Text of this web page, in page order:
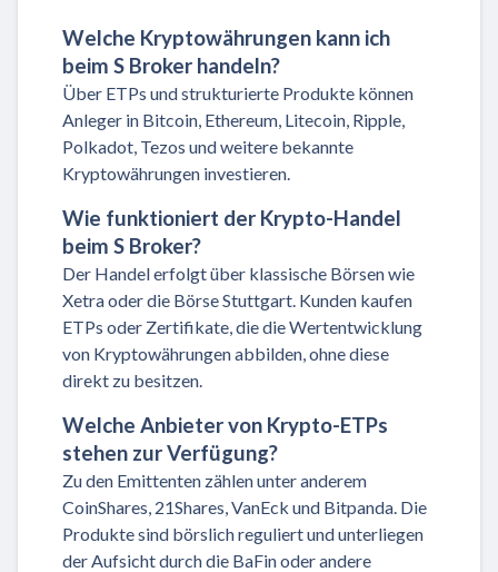
Welche Kryptowährungen kann ich
beim S Broker handeln?
Über ETPs und strukturierte Produkte können
Anleger in Bitcoin, Ethereum, Litecoin, Ripple,
Polkadot, Tezos und weitere bekannte
Kryptowährungen investieren.
Wie funktioniert der Krypto-Handel
beim S Broker?
Der Handel erfolgt über klassische Börsen wie
Xetra oder die Börse Stuttgart. Kunden kaufen
ETPs oder Zertifikate, die die Wertentwicklung
von Kryptowährungen abbilden, ohne diese
direkt zu besitzen.
Welche Anbieter von Krypto-ETPs
stehen zur Verfügung?
Zu den Emittenten zählen unter anderem
CoinShares, 21Shares, VanEck und Bitpanda. Die
Produkte sind börslich reguliert und unterliegen
der Aufsicht durch die BaFin oder andere